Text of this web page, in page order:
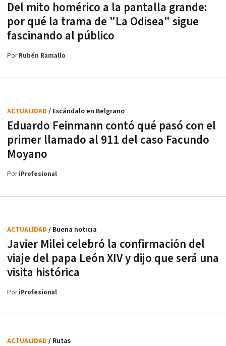
Del mito homérico a la pantalla grande:
por qué la trama de "La Odisea" sigue
fascinando al público
PorRubén Ramallo
Eduardo Feinmann contó qué pasó con el
primer llamado al 911 del caso Facundo
Moyano
ACTUALIDAD / Escándalo en Belgrano
PoriProfesional
Javier Milei celebró la confirmación del
viaje del papa León XIV y dijo que será una
visita histórica
ACTUALIDAD / Buena noticia
PoriProfesional
ACTUALIDAD / Rutas